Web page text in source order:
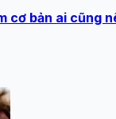
cơ bản ai cũng